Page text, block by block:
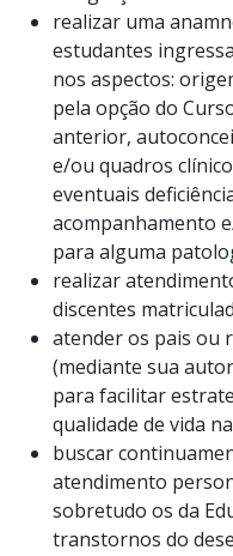
realizar uma
estudantes
nos aspectos:
pela opção do
anterior,
e/ou quadros
eventuais
acompanhamento
para alguma
realizar
discentes
atender os pais ou
(mediante sua
para facilitar
qualidade de vida
buscar
atendimento
sobretudo os da
transtornos do